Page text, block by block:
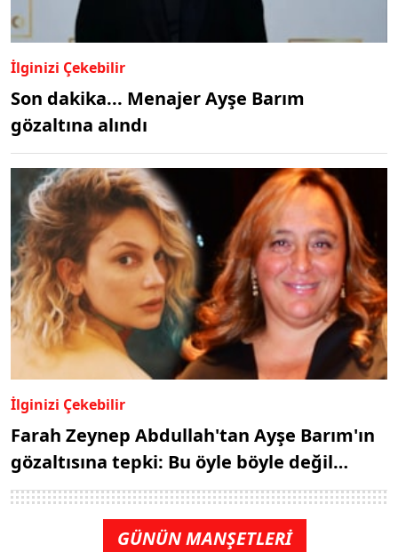
İlginizi Çekebilir
Son dakika... Menajer Ayşe Barım
gözaltına alındı
İlginizi Çekebilir
Farah Zeynep Abdullah'tan Ayşe Barım'ın
gözaltısına tepki: Bu öyle böyle değil…
GÜNÜN MANŞETLERİ